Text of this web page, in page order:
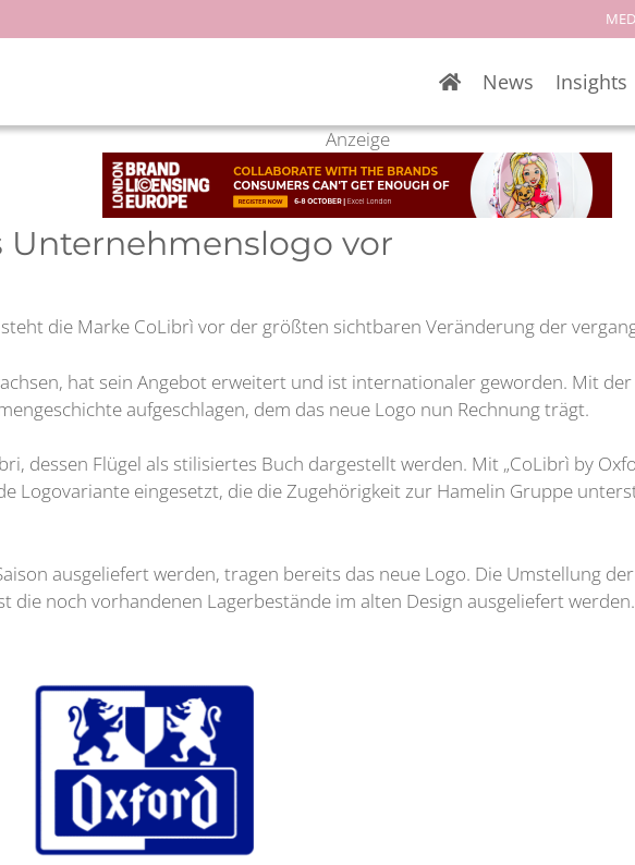
News Insights
Anzeige
Unternehmenslogo vor
die Marke CoLibrì vor der größten sichtbaren Veränderung der
hat sein Angebot erweitert und ist internationaler geworden. Mit
aufgeschlagen, dem das neue Logo nun Rechnung trägt.
dessen Flügel als stilisiertes Buch dargestellt werden. Mit „CoLibrì by
Logovariante eingesetzt, die die Zugehörigkeit zur Hamelin Gruppe
ausgeliefert werden, tragen bereits das neue Logo. Die Umstellung
die noch vorhandenen Lagerbestände im alten Design ausgeliefert werden.